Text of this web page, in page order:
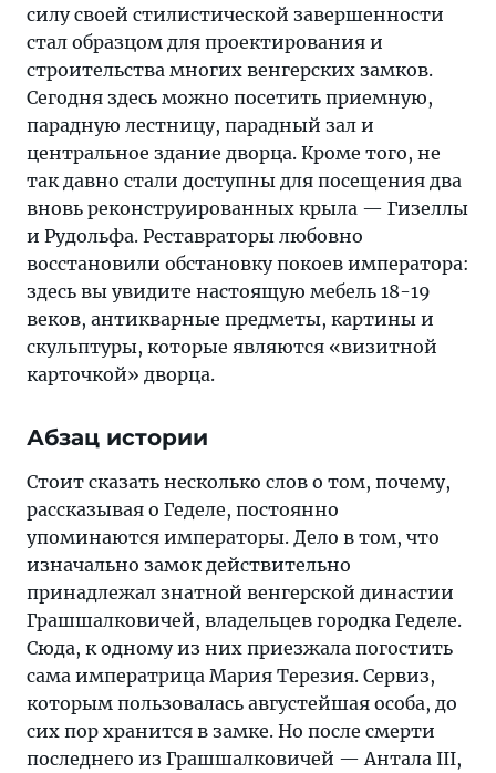
силу своей стилистической завершенности
стал образцом для проектирования и
строительства многих венгерских замков.
Сегодня здесь можно посетить приемную,
парадную лестницу, парадный зал и
центральное здание дворца. Кроме того, не
так давно стали доступны для посещения два
вновь реконструированных крыла — Гизеллы
и Рудольфа. Реставраторы любовно
восстановили обстановку покоев императора:
здесь вы увидите настоящую мебель 18-19
веков, антикварные предметы, картины и
скульптуры, которые являются «визитной
карточкой» дворца.
Абзац истории
Стоит сказать несколько слов о том, почему,
рассказывая о Геделе, постоянно
упоминаются императоры. Дело в том, что
изначально замок действительно
принадлежал знатной венгерской династии
Грашшалковичей, владельцев городка Геделе.
Сюда, к одному из них приезжала погостить
сама императрица Мария Терезия. Сервиз,
которым пользовалась августейшая особа, до
сих пор хранится в замке. Но после смерти
последнего из Грашшалковичей — Антала III,